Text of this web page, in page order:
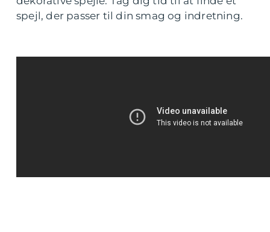
spejl, der passer til din smag og indretning.